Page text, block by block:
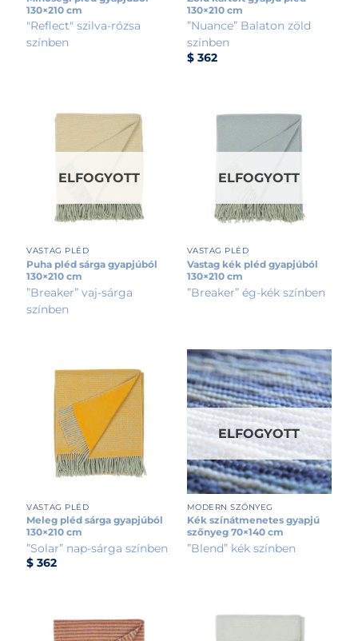
130×210 cm
"Reflect" szilva-rózsa
színben
130×210 cm
”Nuance” Balaton zöld
színben
$362
ELFOGYOTT
VASTAG PLÉD
Puha pléd sárga gyapjúból
130×210 cm
”Breaker” vaj-sárga
színben
ELFOGYOTT
VASTAG PLÉD
Vastag kék pléd gyapjúból
130×210 cm
”Breaker” ég-kék színben
VASTAG PLÉD
Meleg pléd sárga gyapjúból
130×210 cm
”Solar” nap-sárga színben
$ 362
ELFOGYOTT
MODERN SZŐNYEG
Kék színátmenetes gyapjú
szőnyeg 70×140 cm
”Blend” kék színben